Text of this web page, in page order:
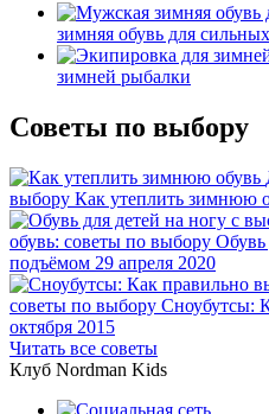
зимняя обувь для
зимней рыбалки
Советы по выбору
выбору Как утеплить зимнюю
обувь: советы по выбору Обувь
подъёмом 29 апреля 2020
советы по выбору Сноубутсы:
октября 2015
Читать все советы
Клуб Nordman Kids